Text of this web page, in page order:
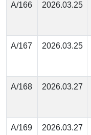
А/166 2026.03.25
А/167 2026.03.25
А/168 2026.03.27
А/169 2026.03.27